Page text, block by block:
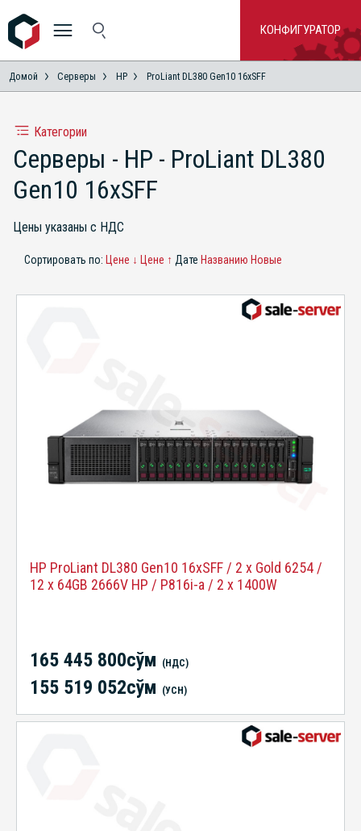
КОНФИГУРАТОР
Домой Серверы HP ProLiant DL380 Gen10 16xSFF
Категории
Серверы - HP - ProLiant DL380
Gen10 16xSFF
Цены указаны с НДС
Сортировать по: Цене ↓ Цене ↑ Дате Названию Новые
HP ProLiant DL380 Gen10 16xSFF / 2 x Gold 6254 /
12 x 64GB 2666V HP / P816i-a / 2 x 1400W
165 445 800сўм (НДС)
155 519 052сўм (УСН)